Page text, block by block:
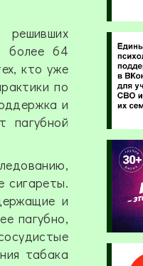
решивших
более 64
кто уже
по
и
пагубной
сигареты.
и
пагубно,
табака